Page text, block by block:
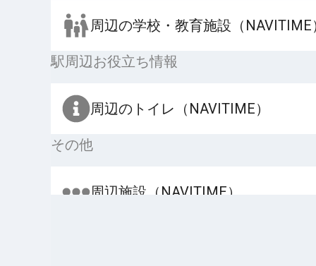
周辺の学校・教育施設（NAVITIME
駅周辺お役立ち情報
周辺のトイレ（NAVITIME）
その他
周辺施設（NAVITIME）